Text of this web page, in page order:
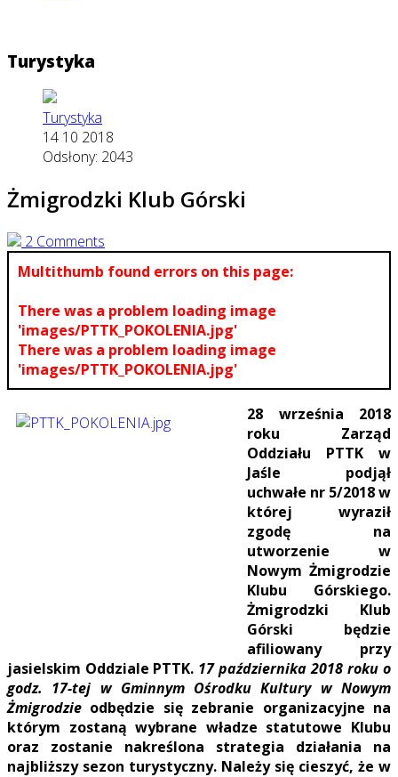
Turystyka
Turystyka
14 10 2018
Odsłony: 2043
Żmigrodzki Klub Górski
2 Comments
Multithumb found errors on this page:
There was a problem loading image
'images/PTTK_POKOLENIA.jpg'
There was a problem loading image
'images/PTTK_POKOLENIA.jpg'
28 września 2018
roku Zarząd
Oddziału PTTK w
Jaśle podjął
uchwałe nr 5/2018 w
której wyraził
zgodę na
utworzenie w
Nowym Żmigrodzie
Klubu Górskiego.
Żmigrodzki Klub
Górski będzie
afiliowany przy
jasielskim Oddziale PTTK. 17 października 2018 roku o
godz. 17-tej w Gminnym Ośrodku Kultury w Nowym
Żmigrodzie odbędzie się zebranie organizacyjne na
którym zostaną wybrane władze statutowe Klubu
oraz zostanie nakreślona strategia działania na
najbliższy sezon turystyczny. Należy się cieszyć, że w